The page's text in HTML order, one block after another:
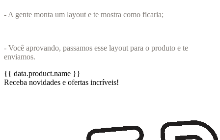
- A gente monta um layout e te mostra como ficaria;
- Você aprovando, passamos esse layout para o produto e te
enviamos.
{{ data.product.name }}
Receba novidades e ofertas incríveis!